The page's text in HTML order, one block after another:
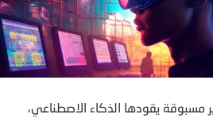
مسبوقة يقودها الذكاء الاصطناعي،